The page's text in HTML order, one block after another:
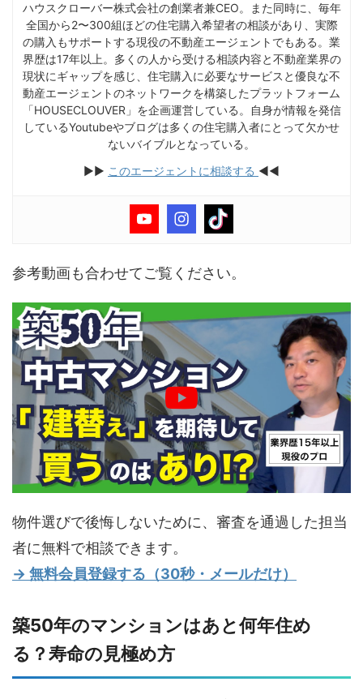
ハウスクローバー株式会社の創業者兼CEO。また同時に、毎年
全国から2〜300組ほどの住宅購入希望者の相談があり、実際
の購入もサポートする現役の不動産エージェントでもある。業
界歴は17年以上。多くの人から受ける相談内容と不動産業界の
現状にギャップを感じ、住宅購入に必要なサービスと優良な不
動産エージェントのネットワークを構築したプラットフォーム
「HOUSECLOUVER」を企画運営している。自身が情報を発信
しているYoutubeやブログは多くの住宅購入者にとって欠かせ
ないバイブルとなっている。
▶︎▶︎ このエージェントに相談する ◀︎◀︎
参考動画も合わせてご覧ください。
物件選びで後悔しないために、審査を通過した担当
者に無料で相談できます。
→ 無料会員登録する（30秒・メールだけ）
築50年のマンションはあと何年住め
る？寿命の見極め方